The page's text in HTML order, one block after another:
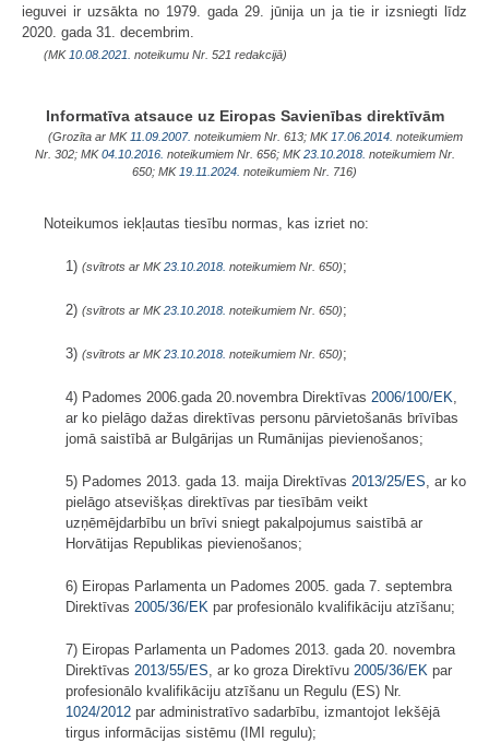
ieguvei ir uzsākta no 1979. gada 29. jūnija un ja tie ir izsniegti līdz
2020. gada 31. decembrim.
(MK 10.08.2021. noteikumu Nr. 521 redakcijā)
Informatīva atsauce uz Eiropas Savienības direktīvām
(Grozīta ar MK 11.09.2007. noteikumiem Nr. 613; MK 17.06.2014. noteikumiem
Nr. 302; MK04.10.2016. noteikumiem Nr. 656; MK23.10.2018. noteikumiem Nr.
650; MK 19.11.2024. noteikumiem Nr. 716)
Noteikumos iekļautas tiesību normas, kas izriet no:
1) (svītrots ar MK23.10.2018. noteikumiem Nr. 650);
2) (svītrots ar MK23.10.2018. noteikumiem Nr. 650);
3) (svītrots ar MK23.10.2018. noteikumiem Nr. 650);
4) Padomes 2006.gada 20.novembra Direktīvas 2006/100/EK,
ar ko pielāgo dažas direktīvas personu pārvietošanās brīvības
jomā saistībā ar Bulgārijas un Rumānijas pievienošanos;
5) Padomes 2013. gada 13. maija Direktīvas 2013/25/ES, ar ko
pielāgo atsevišķas direktīvas par tiesībām veikt
uzņēmējdarbību un brīvi sniegt pakalpojumus saistībā ar
Horvātijas Republikas pievienošanos;
6) Eiropas Parlamenta un Padomes 2005. gada 7. septembra
Direktīvas 2005/36/EK par profesionālo kvalifikāciju atzīšanu;
7) Eiropas Parlamenta un Padomes 2013. gada 20. novembra
Direktīvas 2013/55/ES, ar ko groza Direktīvu 2005/36/EK par
profesionālo kvalifikāciju atzīšanu un Regulu (ES) Nr.
1024/2012 par administratīvo sadarbību, izmantojot Iekšējā
tirgus informācijas sistēmu (IMI regulu);